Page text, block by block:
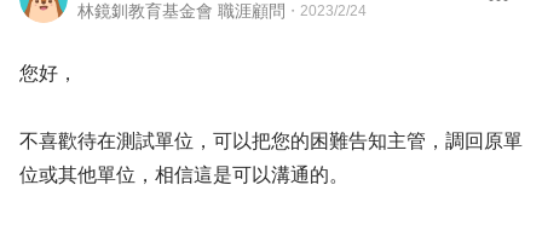
林鏡釧教育基金會 職涯顧問 ・ 2023/2/24
您好，
不喜歡待在測試單位，可以把您的困難告知主管，調回原單
位或其他單位，相信這是可以溝通的。